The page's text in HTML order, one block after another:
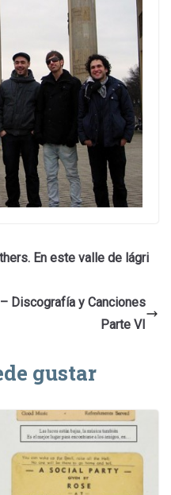
En este valle de lágri
Discografía y Canciones
Parte VI
gustar